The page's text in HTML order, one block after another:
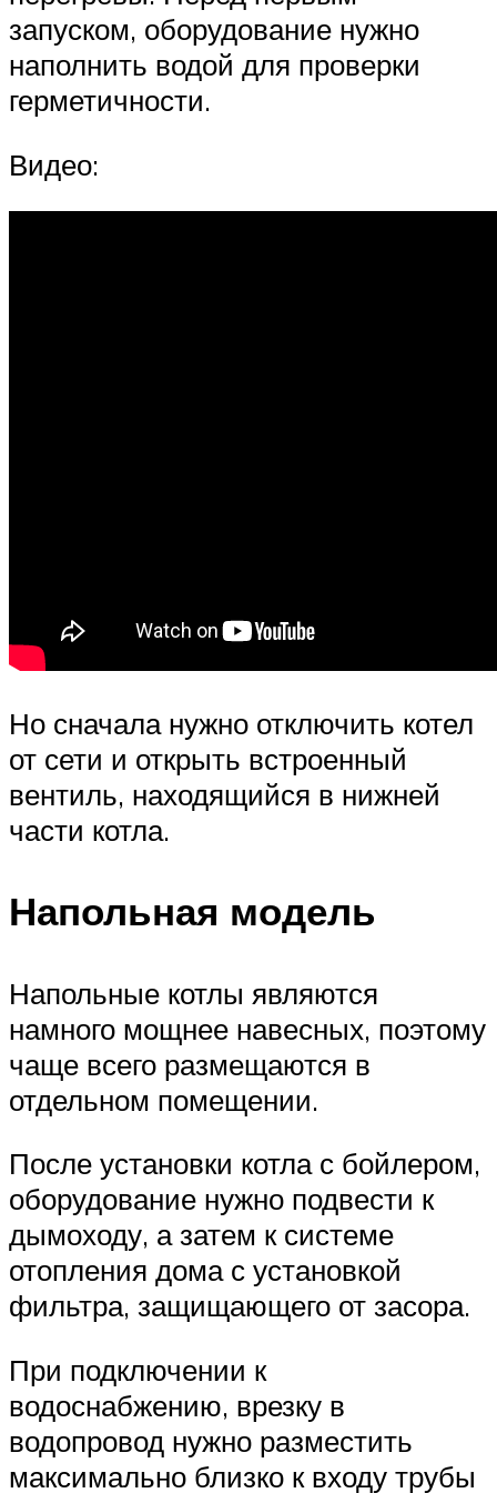
запуском, оборудование нужно
наполнить водой для проверки
герметичности.
Видео:
Но сначала нужно отключить котел
от сети и открыть встроенный
вентиль, находящийся в нижней
части котла.
Напольная модель
Напольные котлы являются
намного мощнее навесных, поэтому
чаще всего размещаются в
отдельном помещении.
После установки котла с бойлером,
оборудование нужно подвести к
дымоходу, а затем к системе
отопления дома с установкой
фильтра, защищающего от засора.
При подключении к
водоснабжению, врезку в
водопровод нужно разместить
максимально близко к входу трубы